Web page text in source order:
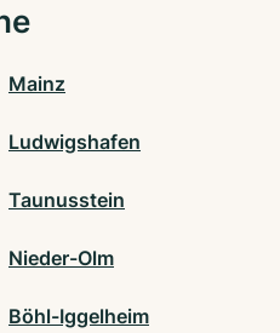
Mainz
Ludwigshafen
Taunusstein
Nieder-Olm
Böhl-Iggelheim